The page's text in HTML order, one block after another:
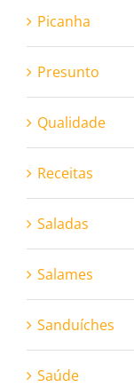
Picanha
Presunto
Qualidade
Receitas
Saladas
Salames
Sanduíches
Saúde